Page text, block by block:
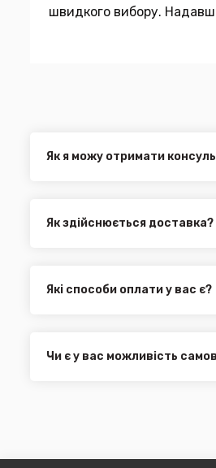
швидкого вибору.
Як я можу отримати
Як здійснюється доставка?
Нова Пошта (термін
Укр. Пошта (термін
машин, наприклад бампера і
Які способи оплати у вас є?
Чи є у вас можливість